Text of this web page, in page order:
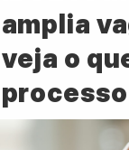
amplia
veja o